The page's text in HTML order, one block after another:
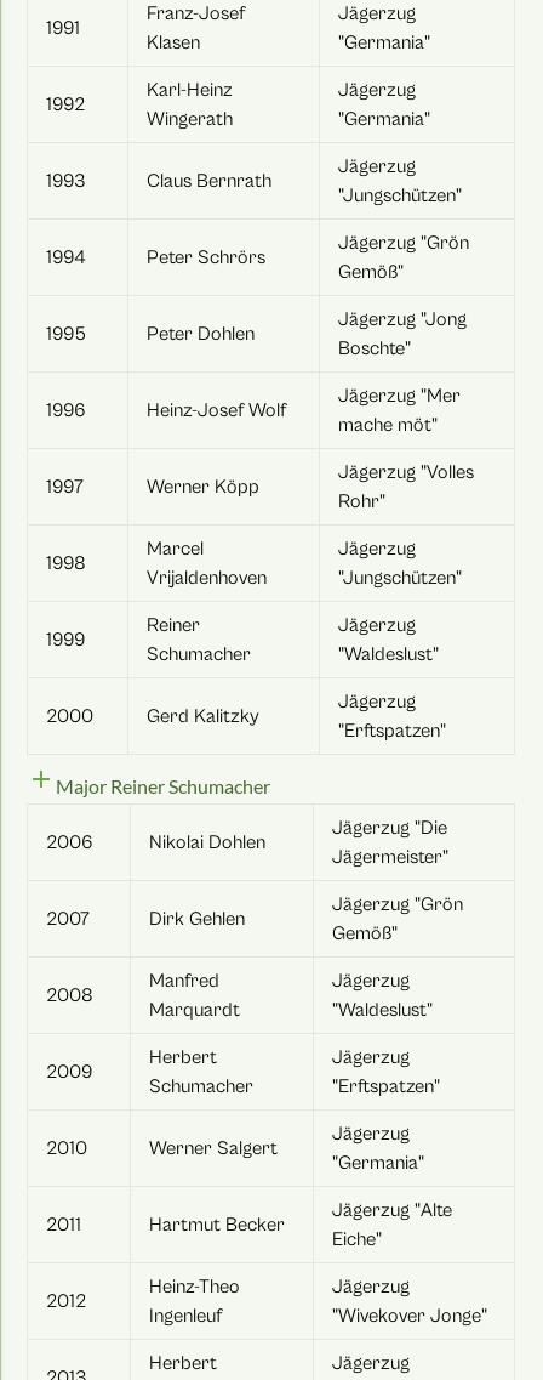
1991
Franz-Josef
Klasen
Jägerzug
"Germania"
1992
Karl-Heinz
Wingerath
Jägerzug
"Germania"
1993 Claus Bernrath
Jägerzug
"Jungschützen"
1994 Peter Schrörs
Jägerzug "Grön
Gemöß"
1995 Peter Dohlen
Jägerzug "Jong
Boschte"
1996 Heinz-Josef Wolf
Jägerzug "Mer
mache möt"
1997 Werner Köpp
Jägerzug "Volles
Rohr"
1998
Marcel
Vrijaldenhoven
Jägerzug
"Jungschützen"
1999
Reiner
Schumacher
Jägerzug
"Waldeslust"
2000 Gerd Kalitzky
Jägerzug
"Erftspatzen"
add Major Reiner Schumacher
2006 Nikolai Dohlen
Jägerzug "Die
Jägermeister"
2007 Dirk Gehlen
Jägerzug "Grön
Gemöß"
2008
Manfred
Marquardt
Jägerzug
"Waldeslust"
2009
Herbert
Schumacher
Jägerzug
"Erftspatzen"
2010 Werner Salgert
Jägerzug
"Germania"
2011 Hartmut Becker
Jägerzug "Alte
Eiche"
2012
Heinz-Theo
Ingenleuf
Jägerzug
"Wivekover Jonge"
Herbert Jägerzug